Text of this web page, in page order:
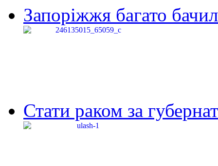
Запоріжжя багато
Стати раком за